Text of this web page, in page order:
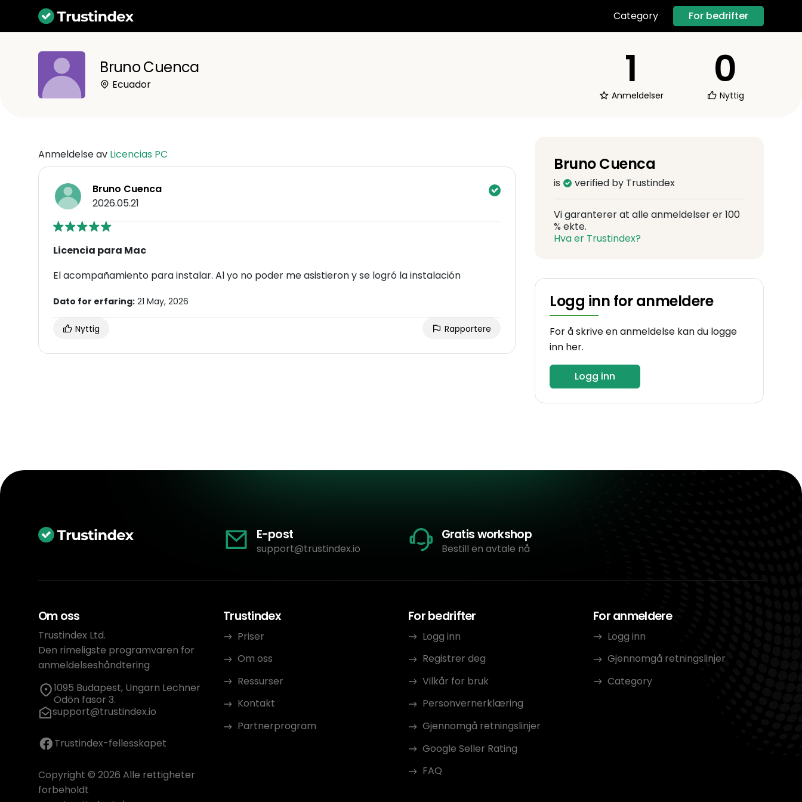
Category For bedrifter
Bruno Cuenca
Ecuador 1
Anmeldelser
0
Nyttig
Anmeldelse av Licencias PC
Bruno Cuenca
2026.05.21
Licencia para Mac
El acompañamiento para instalar. Al yo no poder me asistieron y se logró la instalación
Dato for erfaring: 21 May, 2026
Nyttig Rapportere
Bruno Cuenca
is verified by Trustindex
Vi garanterer at alle anmeldelser er 100
% ekte.
Hva er Trustindex?
Logg inn for anmeldere
For å skrive en anmeldelse kan du logge
inn her.
Logg inn
E-post
support@trustindex.io
Gratis workshop
Bestill en avtale nå
Om oss
Trustindex Ltd.
Den rimeligste programvaren for
anmeldelseshåndtering
1095 Budapest, Ungarn Lechner
Ödön fasor 3.
support@trustindex.io
Trustindex-fellesskapet
Copyright © 2026 Alle rettigheter
forbeholdt
Trustindex
Priser
Om oss
Ressurser
Kontakt
Partnerprogram
For bedrifter
Logg inn
Registrer deg
Vilkår for bruk
Personvernerklæring
Gjennomgå retningslinjer
Google Seller Rating
FAQ
For anmeldere
Logg inn
Gjennomgå retningslinjer
Category